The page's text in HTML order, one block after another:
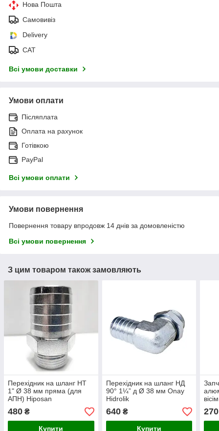
Нова Пошта
Самовивіз
Delivery
САТ
Всі умови доставки
Умови оплати
Післяплата
Оплата на рахунок
Готівкою
PayPal
Всі умови оплати
Умови повернення
Повернення товару впродовж 14 днів за домовленістю
Всі умови повернення
З цим товаром також замовляють
Перехідник на шланг НТ
1" Ø 38 мм пряма (для
АПН) Hiposan
480 ₴
Купити
Перехідник на шланг НД
90° 1¼” д Ø 38 мм Onay
Hidrolik
640₴
Купити
270